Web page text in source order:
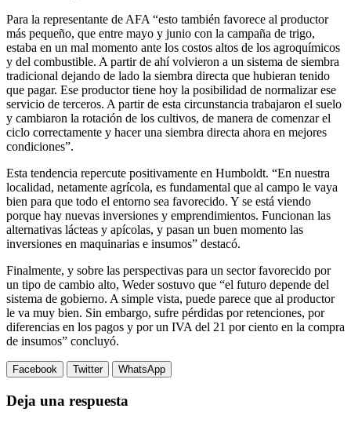
Para la representante de AFA “esto también favorece al productor
más pequeño, que entre mayo y junio con la campaña de trigo,
estaba en un mal momento ante los costos altos de los agroquímicos
y del combustible. A partir de ahí volvieron a un sistema de siembra
tradicional dejando de lado la siembra directa que hubieran tenido
que pagar. Ese productor tiene hoy la posibilidad de normalizar ese
servicio de terceros. A partir de esta circunstancia trabajaron el suelo
y cambiaron la rotación de los cultivos, de manera de comenzar el
ciclo correctamente y hacer una siembra directa ahora en mejores
condiciones”.
Esta tendencia repercute positivamente en Humboldt. “En nuestra
localidad, netamente agrícola, es fundamental que al campo le vaya
bien para que todo el entorno sea favorecido. Y se está viendo
porque hay nuevas inversiones y emprendimientos. Funcionan las
alternativas lácteas y apícolas, y pasan un buen momento las
inversiones en maquinarias e insumos” destacó.
Finalmente, y sobre las perspectivas para un sector favorecido por
un tipo de cambio alto, Weder sostuvo que “el futuro depende del
sistema de gobierno. A simple vista, puede parece que al productor
le va muy bien. Sin embargo, sufre pérdidas por retenciones, por
diferencias en los pagos y por un IVA del 21 por ciento en la compra
de insumos” concluyó.
Facebook Twitter WhatsApp
Deja una respuesta